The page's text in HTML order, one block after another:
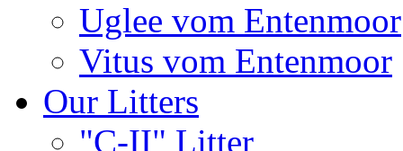
Uglee vom Entenmoor
Vitus vom Entenmoor
Our Litters
"C-II" Litter